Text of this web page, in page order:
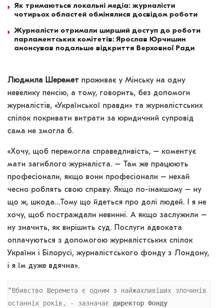
Як тримаються локальні медіа: журналісти
чотирьох областей обмінялися досвідом роботи
Журналісти отримали ширший доступ до роботи
парламентських комітетів: Ярослав Юрчишин
анонсував подальше відкриття Верховної Ради
Людмила Шеремет проживає у Мінську на одну
невелику пенсію, а тому, говорить, без допомоги
журналістів, «Української правди» та журналістських
спілок покривати витрати за юридичний супровід
сама не змогла б.
«Хочу, щоб перемогла справедливість, – коментує
мати загиблого журналіста. – Там же працюють
професіонали, якщо вони професіонали – нехай
чесно роблять свою справу. Якщо по-інакшому – ну
що ж, шкода…Тому що йдеться про долі людей. І я не
хочу, щоб постраждали невинні. А якщо заслужили –
ну значить, як вирішить суд. Послуги адвоката
оплачуються з допомогою журналістських спілок
України і Білорусі, журналістського фонду з Лондону,
і я їм дуже вдячна».
“Вбивство Шеремета є одним з найжахливіших злочинів
останніх років, - зазначає директор Фонду